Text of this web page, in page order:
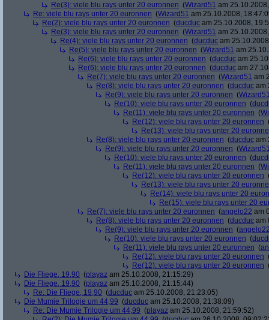
Re(3): viele blu rays unter 20 euronnen (Wizard51 am
Re: viele blu rays unter 20 euronnen (Wizard51 am 25.10.2008,
Re(2): viele blu rays unter 20 euronnen (ducduc am 25.10.2008,
Re(3): viele blu rays unter 20 euronnen (Wizard51 am
Re(4): viele blu rays unter 20 euronnen (ducduc am
Re(5): viele blu rays unter 20 euronnen (Wizard51 am
Re(6): viele blu rays unter 20 euronnen (ducduc am
Re(6): viele blu rays unter 20 euronnen (ducduc am
Re(7): viele blu rays unter 20 euronnen (Wizard51 am
Re(8): viele blu rays unter 20 euronnen (ducduc am
Re(9): viele blu rays unter 20 euronnen (
Re(10): viele blu rays unter 20 euronnen (
Re(11): viele blu rays unter 20 euronnen (
Re(12): viele blu rays unter 20 euronnen
Re(13): viele blu rays unter 20
Re(8): viele blu rays unter 20 euronnen (ducduc am
Re(9): viele blu rays unter 20 euronnen (
Re(10): viele blu rays unter 20 euronnen (
Re(11): viele blu rays unter 20 euronnen (
Re(12): viele blu rays unter 20 euronnen
Re(13): viele blu rays unter 20
Re(14): viele blu rays unter 20
Re(15): viele blu rays unter 20
Re(7): viele blu rays unter 20 euronnen (angelo22 am
Re(8): viele blu rays unter 20 euronnen (ducduc am
Re(9): viele blu rays unter 20 euronnen (
Re(10): viele blu rays unter 20 euronnen (
Re(11): viele blu rays unter 20 euronnen (
Re(12): viele blu rays unter 20 euronnen
Re(12): viele blu rays unter 20 euronnen
Die Fliege, 19,90 (playaz am 25.10.2008, 21:15:29)
Die Fliege, 19,90 (playaz am 25.10.2008, 21:15:44)
Re: Die Fliege, 19,90 (ducduc am 25.10.2008, 21:23:05)
Die Mumie Trilogie um 44,99 (ducduc am 25.10.2008, 21:38:09)
Re: Die Mumie Trilogie um 44,99 (playaz am 25.10.2008, 21:59:52)